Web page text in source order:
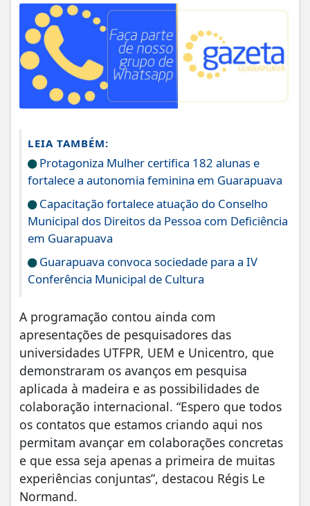
LEIA TAMBÉM:
Protagoniza Mulher certifica 182 alunas e
fortalece a autonomia feminina em Guarapuava
Capacitação fortalece atuação do Conselho
Municipal dos Direitos da Pessoa com Deficiência
em Guarapuava
Guarapuava convoca sociedade para a IV
Conferência Municipal de Cultura
A programação contou ainda com
apresentações de pesquisadores das
universidades UTFPR, UEM e Unicentro, que
demonstraram os avanços em pesquisa
aplicada à madeira e as possibilidades de
colaboração internacional. “Espero que todos
os contatos que estamos criando aqui nos
permitam avançar em colaborações concretas
e que essa seja apenas a primeira de muitas
experiências conjuntas”, destacou Régis Le
Normand.